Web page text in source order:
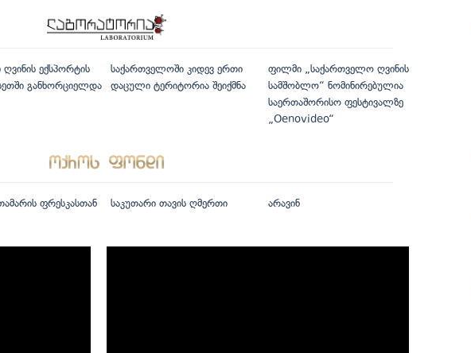
ექსპორტის
განხორციელდა
საქართველოში კიდევ ერთი
დაცული ტერიტორია შეიქმნა
ფილმი „საქართველო ღვინის
სამშობლო“ ნომინირებულია
საერთაშორისო ფესტივალზე
„Oenovideo“
ფრესკასთან საკუთარი თავის ღმერთი არავინ